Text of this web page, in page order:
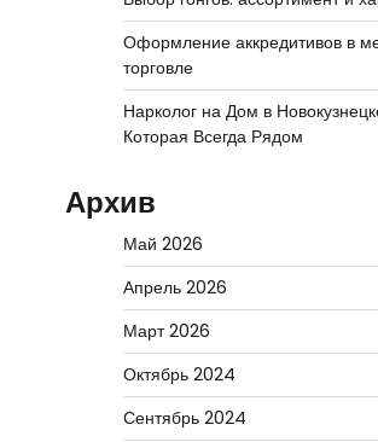
Оформление аккредитивов в
торговле
Нарколог на Дом в
Которая Всегда Рядом
Архив
Май 2026
Апрель 2026
Март 2026
Октябрь 2024
Сентябрь 2024